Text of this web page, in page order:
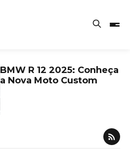
BMW R 12 2025: Conheça
a Nova Moto Custom